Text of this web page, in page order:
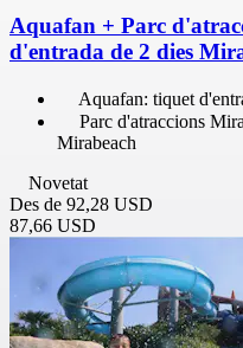
Aquafan + Parc
d'entrada de 2 dies
Aquafan: tiquet
Parc d'atraccions
Mirabeach
Novetat
Des de 92,28 USD
87,66 USD